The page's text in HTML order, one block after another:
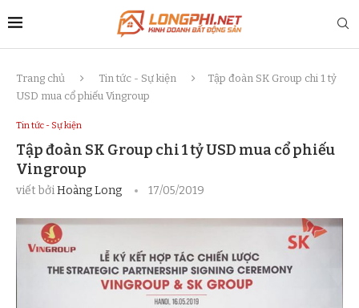
Trang chủ Tin tức - Sự kiện
Tập đoàn SK Group chi 1 tỷ
USD mua cổ phiếu Vingroup
Tin tức - Sự kiện
Tập đoàn SK Group chi 1 tỷ USD mua cổ phiếu
Vingroup
viết bởiHoàng Long 17/05/2019